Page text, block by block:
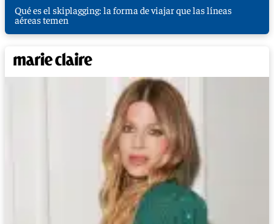
Qué es el skiplagging: la forma de viajar que las líneas
aéreas temen